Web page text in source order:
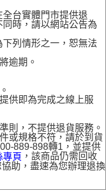
全台實體門市提供退
時，請以網站公告為
下列情形之一，恕無法
逾期。
供即為完成之線上服
則，不提供退貨服務。
或規格不符，請於到貨
889-898轉1，並提供
專頁 ，該商品仍需回收
助，盡速為您辦理退換